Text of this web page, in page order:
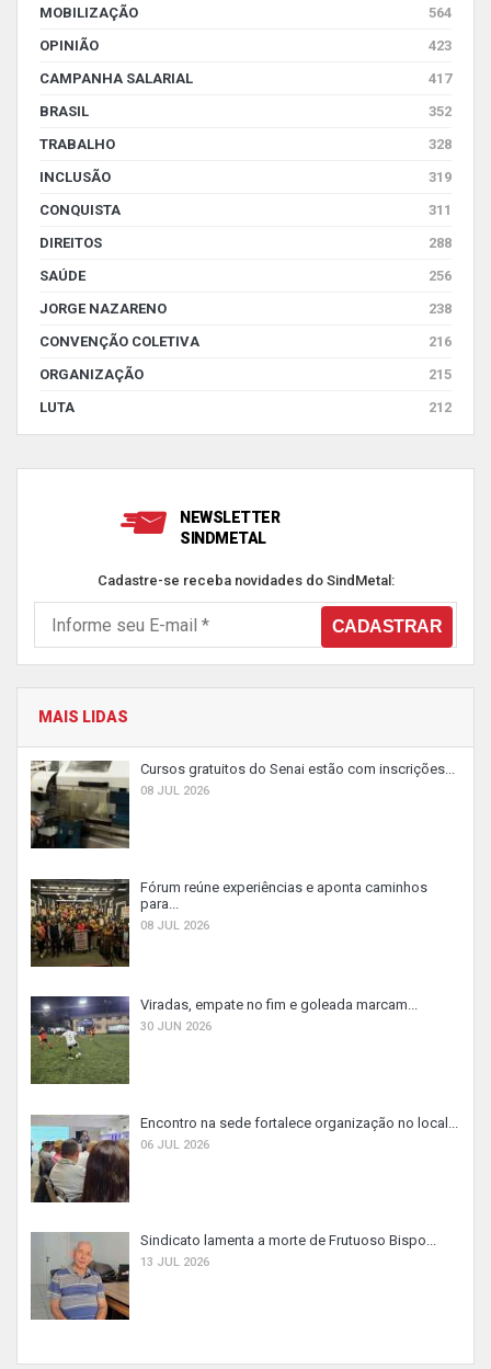
MOBILIZAÇÃO
564
OPINIÃO
423
CAMPANHA SALARIAL
417
BRASIL
352
TRABALHO
328
INCLUSÃO
319
CONQUISTA
311
DIREITOS
288
SAÚDE
256
JORGE NAZARENO
238
CONVENÇÃO COLETIVA
216
ORGANIZAÇÃO
215
LUTA
212
NEWSLETTER
SINDMETAL
Cadastre-se receba novidades do SindMetal:
MAIS LIDAS
Cursos gratuitos do Senai estão com inscrições...
08 JUL 2026
Fórum reúne experiências e aponta caminhos
para...
08 JUL 2026
Viradas, empate no fim e goleada marcam...
30 JUN 2026
Encontro na sede fortalece organização no local...
06 JUL 2026
Sindicato lamenta a morte de Frutuoso Bispo...
13 JUL 2026